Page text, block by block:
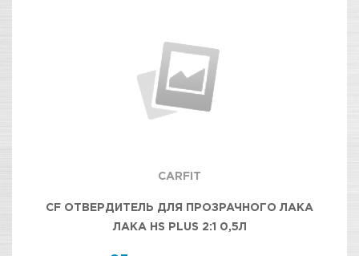
CARFIT
CF ОТВЕРДИТЕЛЬ ДЛЯ ПРОЗРАЧНОГО ЛАКА
ЛАКА HS PLUS 2:1 0,5Л